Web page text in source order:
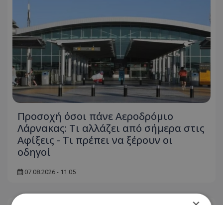
Προσοχή όσοι πάνε Αεροδρόμιο
Λάρνακας: Τι αλλάζει από σήμερα στις
Αφίξεις - Τι πρέπει να ξέρουν οι
οδηγοί
07.08.2026 - 11:05